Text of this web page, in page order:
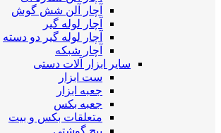
آچار آلن شش گوش
آچار لوله گیر
آچار لوله گیر دو دسته
آچار شبکه
سایر ابزار آلات دستی
ست ابزار
جعبه ابزار
جعبه بکس
متعلقات بکس و بیت